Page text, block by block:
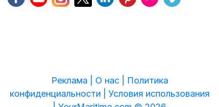
Реклама | О нас |
Политика
конфиденциальности | Условия использования